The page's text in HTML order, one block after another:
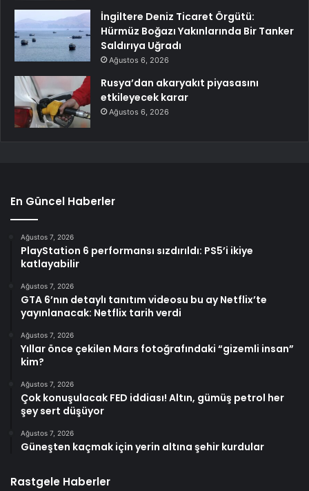
İngiltere Deniz Ticaret Örgütü:
Hürmüz Boğazı Yakınlarında Bir Tanker
Saldırıya Uğradı
Ağustos 6, 2026
Rusya’dan akaryakıt piyasasını
etkileyecek karar
Ağustos 6, 2026
En Güncel Haberler
Ağustos 7, 2026
PlayStation 6 performansı sızdırıldı: PS5’i ikiye
katlayabilir
Ağustos 7, 2026
GTA 6’nın detaylı tanıtım videosu bu ay Netflix’te
yayınlanacak: Netflix tarih verdi
Ağustos 7, 2026
Yıllar önce çekilen Mars fotoğrafındaki “gizemli insan”
kim?
Ağustos 7, 2026
Çok konuşulacak FED iddiası! Altın, gümüş petrol her
şey sert düşüyor
Ağustos 7, 2026
Güneşten kaçmak için yerin altına şehir kurdular
Rastgele Haberler